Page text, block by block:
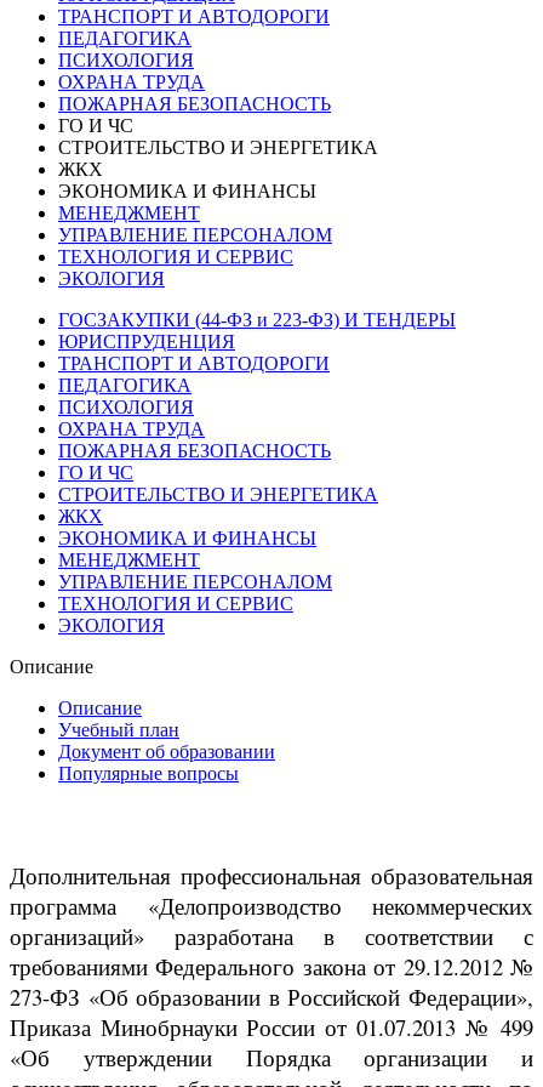
ТРАНСПОРТ И АВТОДОРОГИ
ПЕДАГОГИКА
ПСИХОЛОГИЯ
ОХРАНА ТРУДА
ПОЖАРНАЯ БЕЗОПАСНОСТЬ
ГО И ЧС
СТРОИТЕЛЬСТВО И ЭНЕРГЕТИКА
ЖКХ
ЭКОНОМИКА И ФИНАНСЫ
МЕНЕДЖМЕНТ
УПРАВЛЕНИЕ ПЕРСОНАЛОМ
ТЕХНОЛОГИЯ И СЕРВИС
ЭКОЛОГИЯ
ГОСЗАКУПКИ (44-ФЗ и 223-ФЗ) И ТЕНДЕРЫ
ЮРИСПРУДЕНЦИЯ
ТРАНСПОРТ И АВТОДОРОГИ
ПЕДАГОГИКА
ПСИХОЛОГИЯ
ОХРАНА ТРУДА
ПОЖАРНАЯ БЕЗОПАСНОСТЬ
ГО И ЧС
СТРОИТЕЛЬСТВО И ЭНЕРГЕТИКА
ЖКХ
ЭКОНОМИКА И ФИНАНСЫ
МЕНЕДЖМЕНТ
УПРАВЛЕНИЕ ПЕРСОНАЛОМ
ТЕХНОЛОГИЯ И СЕРВИС
ЭКОЛОГИЯ
Описание
Описание
Учебный план
Документ об образовании
Популярные вопросы
Дополнительная профессиональная образовательная
программа «Делопроизводство некоммерческих
организаций» разработана в соответствии с
требованиями Федерального закона от 29.12.2012 №
273-ФЗ «Об образовании в Российской Федерации»,
Приказа Минобрнауки России от 01.07.2013 № 499
«Об утверждении Порядка организации и